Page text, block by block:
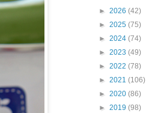
► 2026 (42)
► 2025 (75)
► 2024 (74)
► 2023 (49)
► 2022 (78)
► 2021 (106)
► 2020 (86)
► 2019 (98)